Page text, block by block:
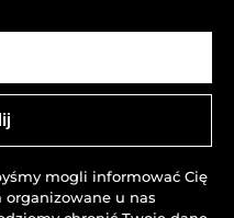
mogli informować Cię
organizowane u nas